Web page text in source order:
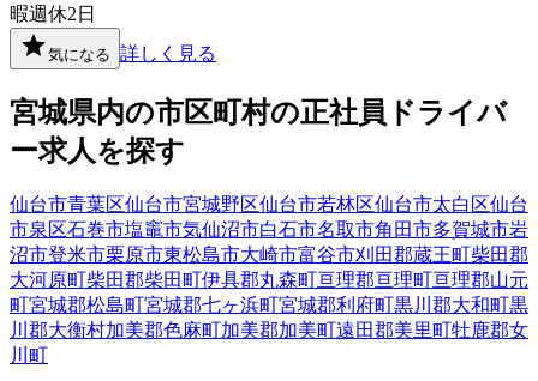
暇週休2日
気になる 詳しく見る
宮城県内の市区町村の正社員 ドライバ
ー求人を探す
仙台市青葉区仙台市宮城野区仙台市若林区仙台市太白区仙台
市泉区石巻市塩竈市気仙沼市白石市名取市角田市多賀城市岩
沼市登米市栗原市東松島市大崎市富谷市刈田郡蔵王町 柴田郡
大河原町 柴田郡柴田町 伊具郡丸森町 亘理郡亘理町 亘理郡山元
町 宮城郡松島町 宮城郡七ヶ浜町 宮城郡利府町 黒川郡大和町 黒
川郡大衡村加美郡色麻町 加美郡加美町 遠田郡美里町 牡鹿郡女
川町